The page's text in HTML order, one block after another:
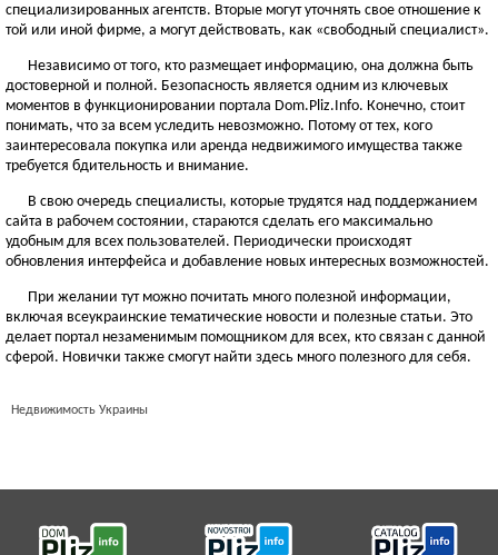
специализированных агентств. Вторые могут уточнять свое отношение к
той или иной фирме, а могут действовать, как «свободный специалист».
Независимо от того, кто размещает информацию, она должна быть
достоверной и полной. Безопасность является одним из ключевых
моментов в функционировании портала Dom.Pliz.Info. Конечно, стоит
понимать, что за всем уследить невозможно. Потому от тех, кого
заинтересовала покупка или аренда недвижимого имущества также
требуется бдительность и внимание.
В свою очередь специалисты, которые трудятся над поддержанием
сайта в рабочем состоянии, стараются сделать его максимально
удобным для всех пользователей. Периодически происходят
обновления интерфейса и добавление новых интересных возможностей.
При желании тут можно почитать много полезной информации,
включая всеукраинские тематические новости и полезные статьи. Это
делает портал незаменимым помощником для всех, кто связан с данной
сферой. Новички также смогут найти здесь много полезного для себя.
Недвижимость Украины